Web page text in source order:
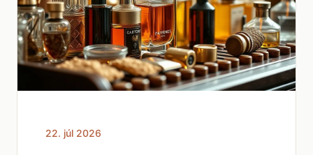
22. júl 2026